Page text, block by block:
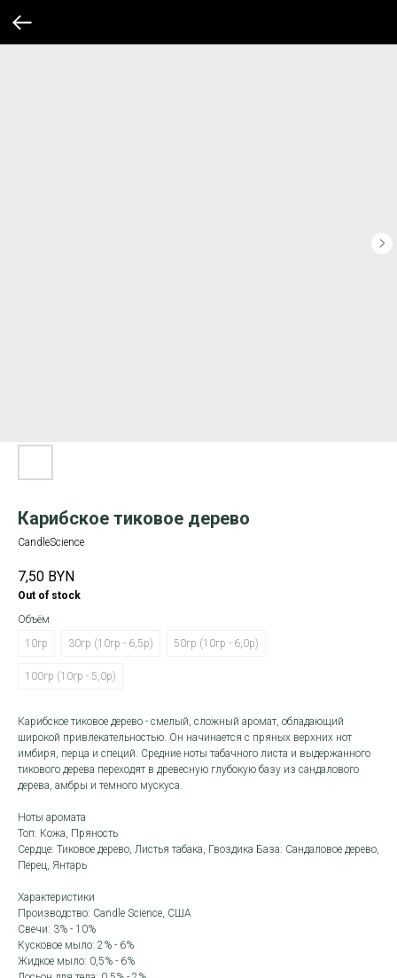
Карибское тиковое дерево
CandleScience
7,50 BYN
Out of stock
Объём
10гр
30гр (10гр - 6,5р) 50гр (10гр - 6,0р)
100гр (10гр - 5,0р)
Карибское тиковое дерево - смелый, сложный аромат, обладающий
широкой привлекательностью. Он начинается с пряных верхних нот
имбиря, перца и специй. Средние ноты табачного листа и выдержанного
тикового дерева переходят в древесную глубокую базу из сандалового
дерева, амбры и темного мускуса.
Ноты аромата
Топ: Кожа, Пряность
Сердце: Тиковое дерево, Листья табака, Гвоздика База: Сандаловое дерево,
Перец, Янтарь
Характеристики
Производство: Candle Science, США
Свечи: 3% - 10%
Кусковое мыло: 2% - 6%
Жидкое мыло: 0,5% - 6%